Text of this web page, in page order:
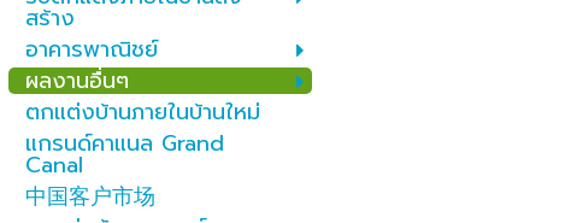
สร้าง
อาคารพาณิชย์
ผลงานอื่นๆ
ตกแต่งบ้านภายในบ้านใหม่
แกรนด์คาแนล Grand
Canal
中国客户市场